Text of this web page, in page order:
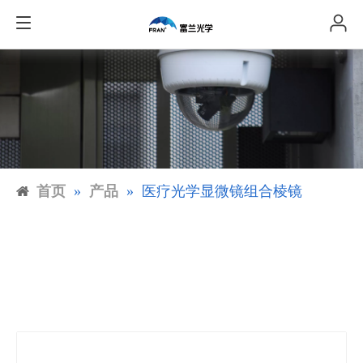
首页 » 产品 » 医疗光学显微镜组合棱镜